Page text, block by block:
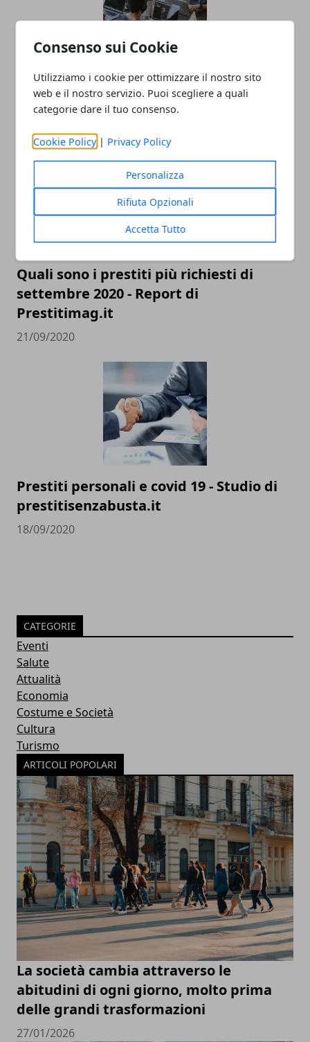
Consenso sui Cookie
Utilizziamo i cookie per ottimizzare il nostro sito
web e il nostro servizio. Puoi scegliere a quali
categorie dare il tuo consenso.
Cookie Policy | Privacy Policy
Personalizza
Rifiuta Opzionali
Accetta Tutto
L'importanza del team building anche
se sei un freelance
Quali sono i prestiti più richiesti di
settembre 2020 - Report di
Prestitimag.it
21/09/2020
Prestiti personali e covid 19 - Studio di
prestitisenzabusta.it
18/09/2020
CATEGORIE
Eventi
Salute
Attualità
Economia
Costume e Società
Cultura
Turismo
ARTICOLI POPOLARI
La società cambia attraverso le
abitudini di ogni giorno, molto prima
delle grandi trasformazioni
27/01/2026